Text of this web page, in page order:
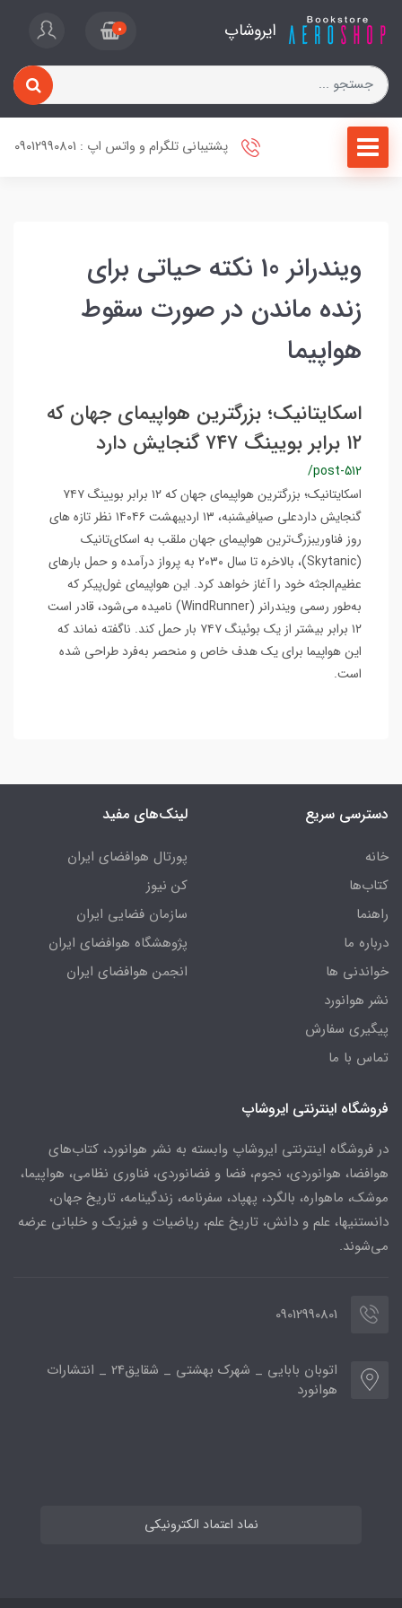
ایروشاپ 0
پشتیبانی تلگرام و واتس اپ : 09012990801
ویندرانر 10 نکته حیاتی برای
زنده ماندن در صورت سقوط
هواپیما
اسکایتانیک؛ بزرگترین هواپیمای جهان که
۱۲ برابر بویینگ ۷۴۷ گنجایش دارد
/post-512
اسکایتانیک؛ بزرگترین هواپیمای جهان که ۱۲ برابر بویینگ ۷۴۷
گنجایش داردعلی صیافیشنبه، ۱۳ اردیبهشت ۱۴۰۴۶ نظر تازه های
روز فناوریبزرگ‌ترین هواپیمای جهان ملقب به اسکای‌تانیک
(Skytanic)، بالاخره تا سال ۲۰۳۰ به پرواز درآمده و حمل بارهای
عظیم‌الجثه خود را آغاز خواهد کرد. این هواپیمای غول‌پیکر که
به‌طور رسمی ویندرانر (WindRunner) نامیده می‌شود، قادر است
۱۲ برابر بیشتر از یک بوئینگ ۷۴۷ بار حمل کند. ناگفته نماند که
این هواپیما برای یک هدف خاص و منحصر به‌فرد طراحی شده
است.
دسترسی سریع
خانه
کتاب‌ها
راهنما
درباره ما
خواندنی ها
نشر هوانورد
پیگیری سفارش
تماس با ما
لینک‌های مفید
پورتال هوافضای ایران
کن نیوز
سازمان فضایی ایران
پژوهشگاه هوافضای ایران
انجمن هوافضای ایران
فروشگاه اینترنتی ایروشاپ
در فروشگاه اینترنتی ایروشاپ وابسته به نشر هوانورد، کتاب‌های
هوافضا، هوانوردی، نجوم، فضا و فضانوردی، فناوری نظامی، هواپیما،
موشک، ماهواره، بالگرد، پهپاد، سفرنامه، زندگینامه، تاریخ جهان،
دانستنیها، علم و دانش، تاریخ علم، ریاضیات و فیزیک و خلبانی عرضه
می‌شوند.
09012990801
اتوبان بابایی _ شهرک بهشتی _ شقایق24 _ انتشارات
هوانورد
نماد اعتماد الکترونیکی